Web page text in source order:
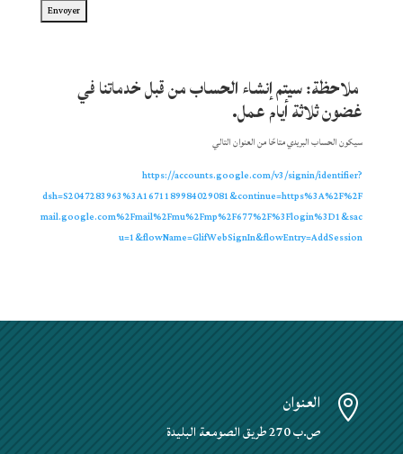
ملاحظة: سيتم إنشاء الحساب من قبل خدماتنا في
غضون ثلاثة أيام عمل.
سيكون الحساب البريدي متاحًا من العنوان التالي
https://accounts.google.com/v3/signin/identifier?
dsh=S2047283963%3A1671189984029081&continue=https%3A%2F%2F
mail.google.com%2Fmail%2Fmu%2Fmp%2F677%2F%3Flogin%3D1&sac
u=1&flowName=GlifWebSignIn&flowEntry=AddSession
 العنوان
ص.ب 270 طريق الصومعة البليدة